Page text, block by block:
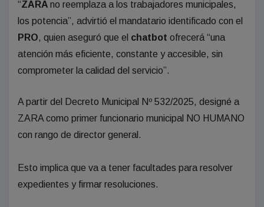
“ZARA no reemplaza a los trabajadores municipales,
los potencia”, advirtió el mandatario identificado con el
PRO, quien aseguró que el chatbot ofrecerá “una
atención más eficiente, constante y accesible, sin
comprometer la calidad del servicio”.
A partir del Decreto Municipal Nº 532/2025, designé a
ZARA como primer funcionario municipal NO HUMANO
con rango de director general.
Esto implica que va a tener facultades para resolver
expedientes y firmar resoluciones.